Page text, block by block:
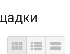
  